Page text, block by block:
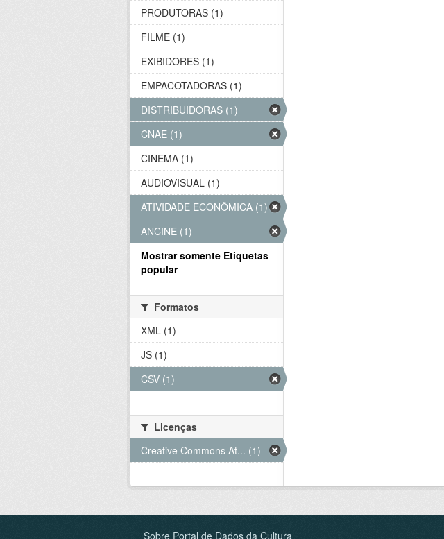
PRODUTORAS (1)
FILME (1)
EXIBIDORES (1)
EMPACOTADORAS (1)
DISTRIBUIDORAS (1)
CNAE (1)
CINEMA (1)
AUDIOVISUAL (1)
ATIVIDADE ECONÔMICA (1)
ANCINE (1)
Mostrar somente Etiquetas
popular
Formatos
XML (1)
JS (1)
CSV (1)
Licenças
Creative Commons At... (1)
Sobre Portal de Dados da Cultura